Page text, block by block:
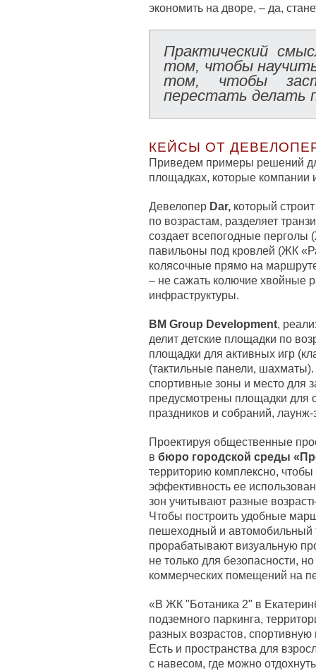
экономить на дворе, – да,
Практический
том, чтобы
том, чтобы
перестать делать
КЕЙСЫ ОТ
Приведем примеры решений
площадках, которые компании
Девелопер Dar, который
по возрастам, разделяет
создает всепогодные
павильоны под кровлей (ЖК
колясочные прямо на
– не сажать колючие хвойные
инфраструктуры.
BM Group Development,
делит детские площадки по
площадки для активных игр
(тактильные панели,
спортивные зоны и место для
предусмотрены площадки для
праздников и собраний,
Проектируя общественные
в бюро городской среды
территорию комплексно,
эффективность ее
зон учитывают разные
Чтобы построить удобные
пешеходный и автомобильный
прорабатывают визуальную
не только для безопасности,
коммерческих помещений на
«В ЖК "Ботаника 2" в
подземного паркинга,
разных возрастов,
Есть и пространства для
с навесом, где можно